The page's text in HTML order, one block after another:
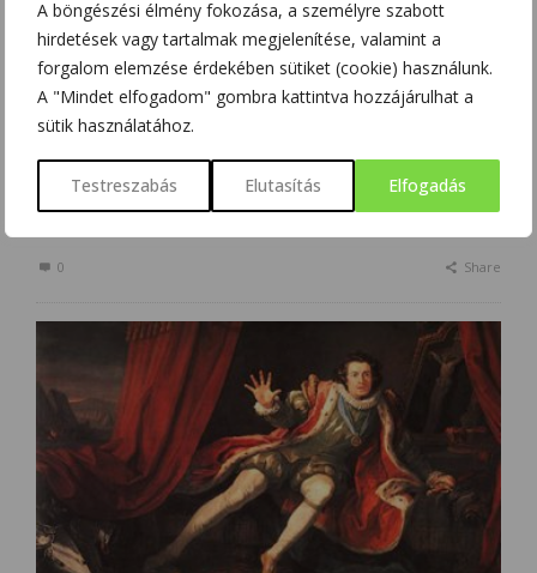
A böngészési élmény fokozása, a személyre szabott
hirdetések vagy tartalmak megjelenítése, valamint a
forgalom elemzése érdekében sütiket (cookie) használunk.
A "Mindet elfogadom" gombra kattintva hozzájárulhat a
sütik használatához.
Testreszabás Elutasítás Elfogadás
A harangok amellett, hogy több ezeréves múlttal
rendelkeznek, azon kevés tárgyaink közé tartoznak,
amelyek változatlanok maradtak mind alakjukban, valamint
funkciójukban. A templomokban a harangok egészen
távolig elhallatszó szép, zengő hangon szólalnak meg, mind
mondattal össze tudta ezt foglalni: „Gyász és örömünnep,
viszály és összefogás, emlékezés és büszkeség, …
0 Share